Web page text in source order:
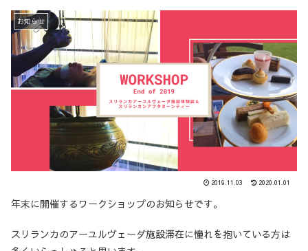
お知らせ
2019.11.03 2020.01.01
年末に開催するワークショップのお知らせです。
スリランカのアーユルヴェーダ施設滞在に憧れを抱いている方は